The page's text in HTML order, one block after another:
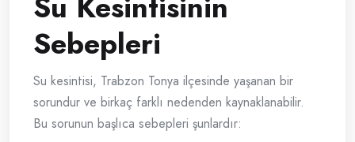
Sebepleri
Su kesintisi, Trabzon Tonya ilçesinde yaşanan bir
sorundur ve birkaç farklı nedenden kaynaklanabilir.
Bu sorunun başlıca sebepleri şunlardır: